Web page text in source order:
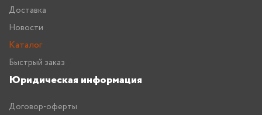
Доставка
Новости
Каталог
Быстрый заказ
Юридическая информация
Договор-оферты